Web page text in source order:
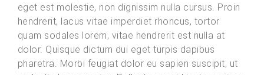
eget est molestie, non dignissim nulla cursus. Proin
hendrerit, lacus vitae imperdiet rhoncus, tortor
quam sodales lorem, vitae hendrerit est nulla at
dolor. Quisque dictum dui eget turpis dapibus
pharetra. Morbi feugiat dolor eu sapien suscipit, ut